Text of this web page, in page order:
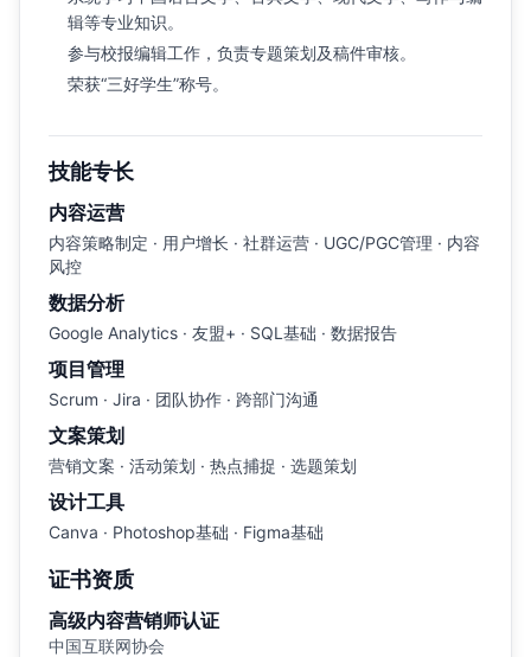
辑等专业知识。
参与校报编辑工作，负责专题策划及稿件审核。
荣获“三好学生”称号。
技能专长
内容运营
内容策略制定 · 用户增长 · 社群运营 · UGC/PGC管理 · 内容
风控
数据分析
Google Analytics · 友盟+ · SQL基础 · 数据报告
项目管理
Scrum · Jira · 团队协作 · 跨部门沟通
文案策划
营销文案 · 活动策划 · 热点捕捉 · 选题策划
设计工具
Canva · Photoshop基础 · Figma基础
证书资质
高级内容营销师认证
中国互联网协会